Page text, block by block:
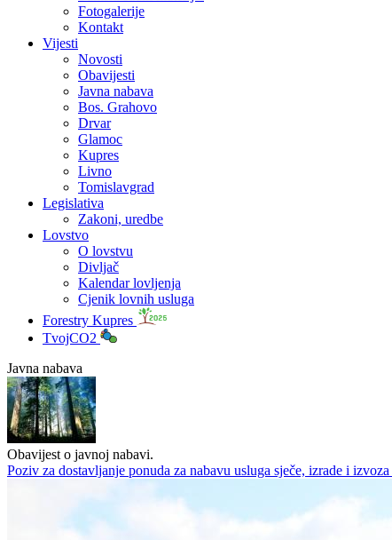
Fotogalerije
Kontakt
Vijesti
Novosti
Obavijesti
Javna nabava
Bos. Grahovo
Drvar
Glamoc
Kupres
Livno
Tomislavgrad
Legislativa
Zakoni, uredbe
Lovstvo
O lovstvu
Divljač
Kalendar lovljenja
Cjenik lovnih usluga
Forestry Kupres
TvojCO2
Javna nabava
Obavijest o javnoj nabavi.
Poziv za dostavljanje ponuda za nabavu usluga sječe, izrade i